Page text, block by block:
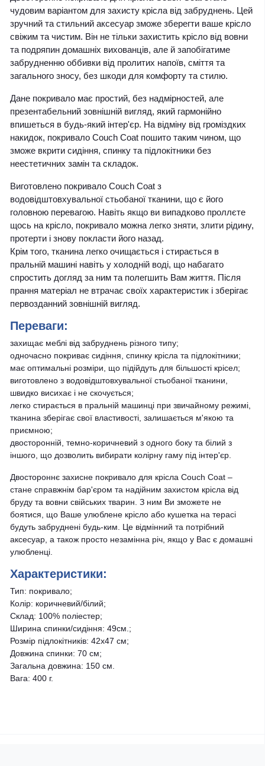
чудовим варіантом для захисту крісла від забруднень. Цей
зручний та стильний аксесуар зможе зберегти ваше крісло
свіжим та чистим. Він не тільки захистить крісло від вовни
та подряпин домашніх вихованців, але й запобігатиме
забрудненню оббивки від пролитих напоїв, сміття та
загального зносу, без шкоди для комфорту та стилю.
Дане покривало має простий, без надмірностей, але
презентабельний зовнішній вигляд, який гармонійно
впишеться в будь-який інтер'єр. На відміну від громіздких
накидок, покривало Couch Coat пошито таким чином, що
зможе вкрити сидіння, спинку та підлокітники без
неестетичних замін та складок.
Виготовлено покривало Couch Coat з
водовідштовхувальної стьобаної тканини, що є його
головною перевагою. Навіть якщо ви випадково проллєте
щось на крісло, покривало можна легко зняти, злити рідину,
протерти і знову покласти його назад.
Крім того, тканина легко очищається і стирається в
пральній машині навіть у холодній воді, що набагато
спростить догляд за ним та полегшить Вам життя. Після
прання матеріал не втрачає своїх характеристик і зберігає
первозданний зовнішній вигляд.
Переваги:
захищає меблі від забруднень різного типу;
одночасно покриває сидіння, спинку крісла та підлокітники;
має оптимальні розміри, що підійдуть для більшості крісел;
виготовлено з водовідштовхувальної стьобаної тканини,
швидко висихає і не скочується;
легко стирається в пральній машинці при звичайному режимі,
тканина зберігає свої властивості, залишається м'якою та
приємною;
двосторонній, темно-коричневий з одного боку та білий з
іншого, що дозволить вибирати колірну гаму під інтер'єр.
Двостороннє захисне покривало для крісла Couch Coat –
стане справжнім бар'єром та надійним захистом крісла від
бруду та вовни свійських тварин. З ним Ви зможете не
боятися, що Ваше улюблене крісло або кушетка на терасі
будуть забруднені будь-ким. Це відмінний та потрібний
аксесуар, а також просто незамінна річ, якщо у Вас є домашні
улюбленці.
Характеристики:
Тип: покривало;
Колір: коричневий/білий;
Склад: 100% поліестер;
Ширина спинки/сидіння: 49см.;
Розмір підлокітників: 42x47 см;
Довжина спинки: 70 см;
Загальна довжина: 150 см.
Вага: 400 г.